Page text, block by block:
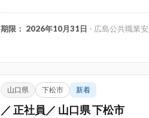
期限： 2026年10月31日 - 広島公共職業
山口県 下松市 新着
／ 正社員／ 山口県 下松市